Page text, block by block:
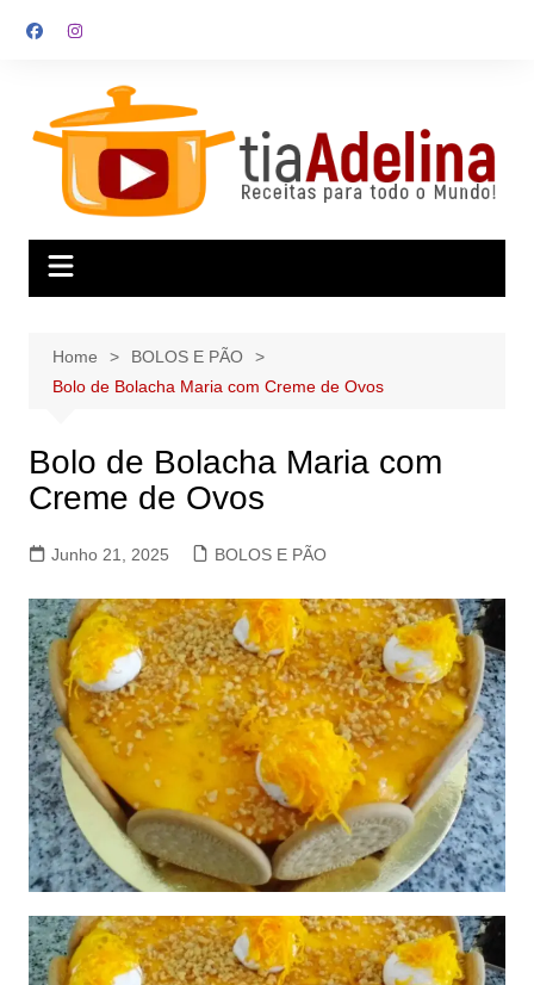
Home
BOLOS E PÃO
Bolo de Bolacha Maria com Creme de Ovos
Bolo de Bolacha Maria com
Creme de Ovos
Junho 21, 2025 BOLOS E PÃO